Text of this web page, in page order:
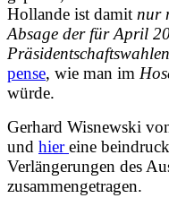
Hollande ist damit nur
Absage der für April
Präsidentschaftswahlen
pense, wie man im
würde.
Gerhard Wisnewski
und hiereine
Verlängerungen des
zusammengetragen.